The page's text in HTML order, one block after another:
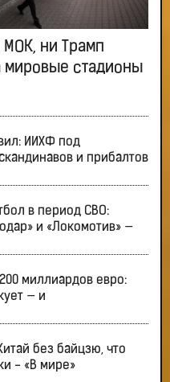
ни Трамп
мировые стадионы
ИИХФ под
и прибалтов
в период СВО:
и «Локомотив» —
миллиардов евро:
— и
без байцзю, что
- «В мире»